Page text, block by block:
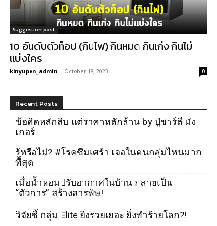
Suggestion post
10 อันดับตัวท็อป (กินไฟ) กินหมด กินเก่ง กินไม่
แบ่งใคร
kinyupen_admin - October 18, 2023 0
Recent Posts
ข้อคิดหลักสิบ แต่ราคาหลักล้าน by ปู่ชาร์ลี มัง
เกอร์
รู้หรือไม่? #โรคซึมเศร้า เจอในคนกลุ่มไหนมาก
ที่สุด
เมื่อน้ำหอมปรับอากาศในบ้าน กลายเป็น
“ตัวการ” สร้างสารพิษ!
วิจัยชี้ กลุ่ม Elite ยิ่งรวยเยอะ ยิ่งทำร้ายโลก?!